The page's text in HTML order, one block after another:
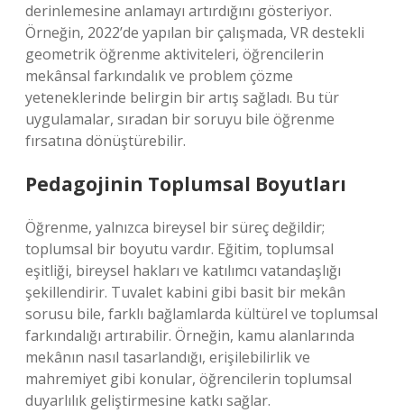
derinlemesine anlamayı artırdığını gösteriyor.
Örneğin, 2022’de yapılan bir çalışmada, VR destekli
geometrik öğrenme aktiviteleri, öğrencilerin
mekânsal farkındalık ve problem çözme
yeteneklerinde belirgin bir artış sağladı. Bu tür
uygulamalar, sıradan bir soruyu bile öğrenme
fırsatına dönüştürebilir.
Pedagojinin Toplumsal Boyutları
Öğrenme, yalnızca bireysel bir süreç değildir;
toplumsal bir boyutu vardır. Eğitim, toplumsal
eşitliği, bireysel hakları ve katılımcı vatandaşlığı
şekillendirir. Tuvalet kabini gibi basit bir mekân
sorusu bile, farklı bağlamlarda kültürel ve toplumsal
farkındalığı artırabilir. Örneğin, kamu alanlarında
mekânın nasıl tasarlandığı, erişilebilirlik ve
mahremiyet gibi konular, öğrencilerin toplumsal
duyarlılık geliştirmesine katkı sağlar.